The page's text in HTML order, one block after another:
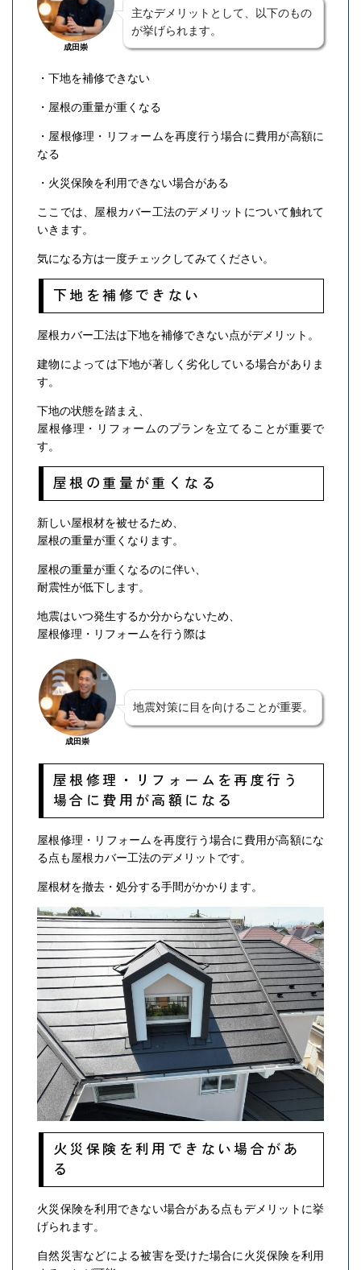
成田崇
主なデメリットとして、以下のもの
が挙げられます。
・下地を補修できない
・屋根の重量が重くなる
・屋根修理・リフォームを再度行う場合に費用が高額に
なる
・火災保険を利用できない場合がある
ここでは、屋根カバー工法のデメリットについて触れて
いきます。
気になる方は一度チェックしてみてください。
下地を補修できない
屋根カバー工法は下地を補修できない点がデメリット。
建物によっては下地が著しく劣化している場合がありま
す。
下地の状態を踏まえ、
屋根修理・リフォームのプランを立てることが重要で
す。
屋根の重量が重くなる
新しい屋根材を被せるため、
屋根の重量が重くなります。
屋根の重量が重くなるのに伴い、
耐震性が低下します。
地震はいつ発生するか分からないため、
屋根修理・リフォームを行う際は
成田崇
地震対策に目を向けることが重要。
屋根修理・リフォームを再度行う
場合に費用が高額になる
屋根修理・リフォームを再度行う場合に費用が高額にな
る点も屋根カバー工法のデメリットです。
屋根材を撤去・処分する手間がかかります。
火災保険を利用できない場合があ
る
火災保険を利用できない場合がある点もデメリットに挙
げられます。
自然災害などによる被害を受けた場合に火災保険を利用